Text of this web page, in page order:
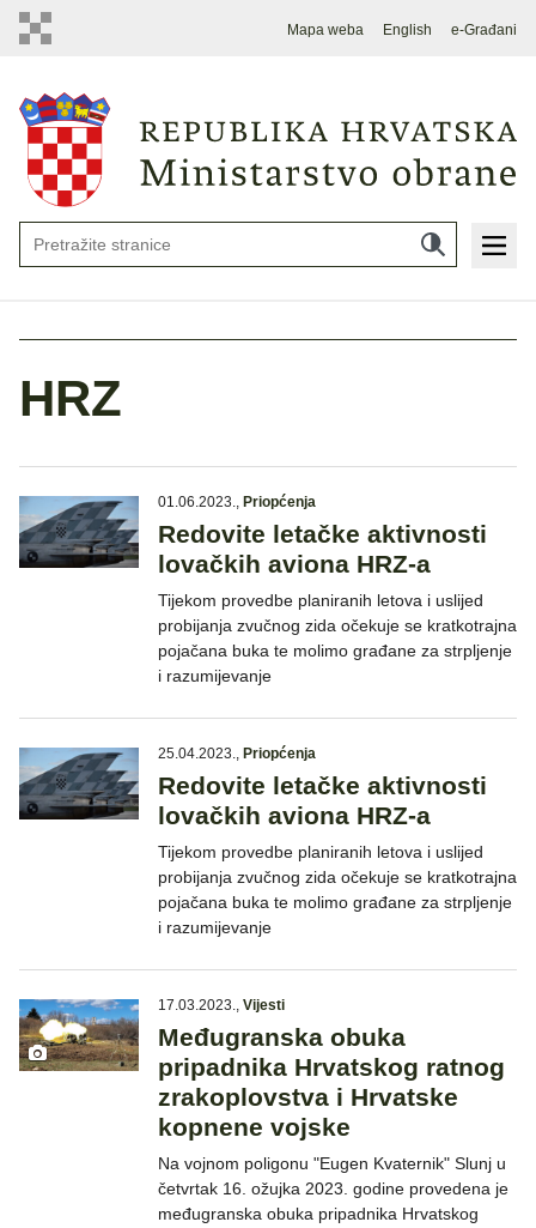
Mapa weba English e-Građani
HRZ
01.06.2023., Priopćenja
Redovite letačke aktivnosti
lovačkih aviona HRZ-a
Tijekom provedbe planiranih letova i uslijed
probijanja zvučnog zida očekuje se kratkotrajna
pojačana buka te molimo građane za strpljenje
i razumijevanje
25.04.2023., Priopćenja
Redovite letačke aktivnosti
lovačkih aviona HRZ-a
Tijekom provedbe planiranih letova i uslijed
probijanja zvučnog zida očekuje se kratkotrajna
pojačana buka te molimo građane za strpljenje
i razumijevanje
17.03.2023., Vijesti
Međugranska obuka
pripadnika Hrvatskog ratnog
zrakoplovstva i Hrvatske
kopnene vojske
Na vojnom poligonu "Eugen Kvaternik" Slunj u
četvrtak 16. ožujka 2023. godine provedena je
međugranska obuka pripadnika Hrvatskog